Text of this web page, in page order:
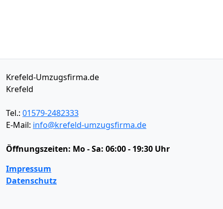
Krefeld-Umzugsfirma.de
Krefeld
Tel.: 01579-2482333
E-Mail: info@krefeld-umzugsfirma.de
Öffnungszeiten: Mo - Sa: 06:00 - 19:30 Uhr
Impressum
Datenschutz